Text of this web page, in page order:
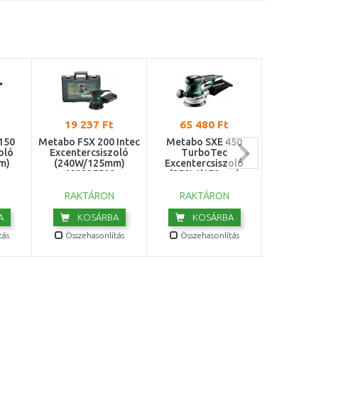
19 237 Ft
Metabo FSX 200 Intec
Excentercsiszoló
(240W/125mm)
609225500
RAKTÁRON
KOSÁRBA
Összehasonlítás
65 480 Ft
Metabo SXE 450
TurboTec
Excentercsiszoló
(350W/150mm)
RAKTÁRON
KOSÁRBA
Összehasonlítás